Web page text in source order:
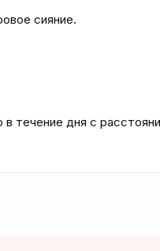
сияние.
течение дня с